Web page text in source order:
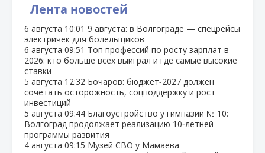
Лента новостей
6 августа 10:01 9 августа: в Волгограде — спецрейсы
электричек для болельщиков
6 августа 09:51 Топ профессий по росту зарплат в
2026: кто больше всех выиграл и где самые высокие
ставки
5 августа 12:32 Бочаров: бюджет‑2027 должен
сочетать осторожность, соцподдержку и рост
инвестиций
5 августа 09:44 Благоустройство у гимназии № 10:
Волгоград продолжает реализацию 10‑летней
программы развития
4 августа 09:15 Музей СВО у Мамаева